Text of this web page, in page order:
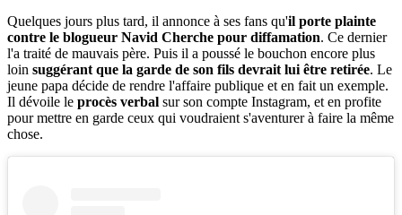
Quelques jours plus tard, il annonce à ses fans qu'il porte plainte
contre le blogueur Navid Cherche pour diffamation. Ce dernier
l'a traité de mauvais père. Puis il a poussé le bouchon encore plus
loin suggérant que la garde de son fils devrait lui être retirée. Le
jeune papa décide de rendre l'affaire publique et en fait un exemple.
Il dévoile le procès verbal sur son compte Instagram, et en profite
pour mettre en garde ceux qui voudraient s'aventurer à faire la même
chose.